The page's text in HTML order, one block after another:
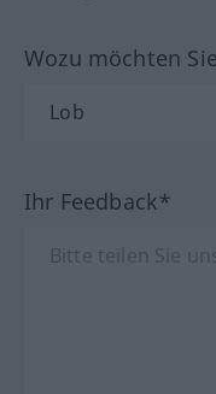
Wozu möchten
Ihr Feedback*